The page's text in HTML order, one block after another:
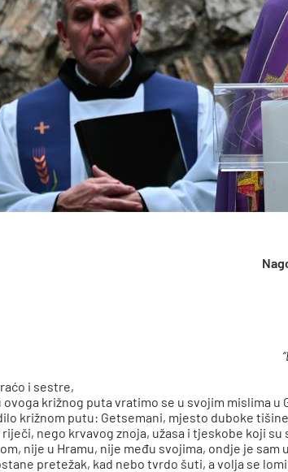
i sestre,
ovoga križnog puta vratimo se u svojim mislima
križnom putu: Getsemani, mjesto duboke
nego krvavog znoja, užasa i tjeskobe koji
nije u Hramu, nije među svojima, ondje je sam
pretežak, kad nebo tvrdo šuti, a volja se